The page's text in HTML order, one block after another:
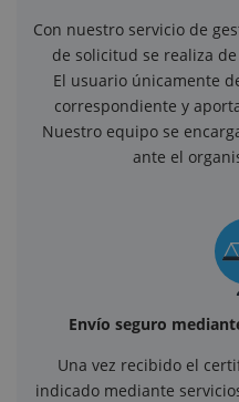
Con nuestro servicio de
de solicitud se realiza
El usuario únicamente
correspondiente y
Nuestro equipo se
ante el
Envío seguro
Una vez recibido el
indicado mediante